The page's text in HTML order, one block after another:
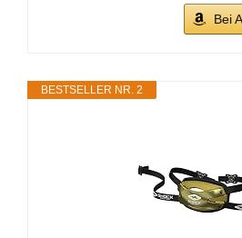
Bei
BESTSELLER NR. 2